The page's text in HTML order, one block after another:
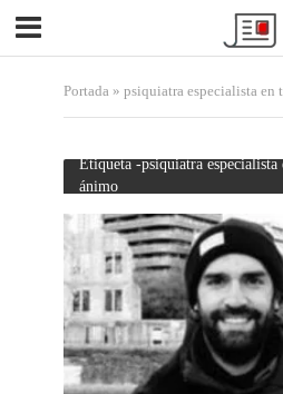
Portada» psiquiatra especialista en
Etiqueta -psiquiatra especialista
ánimo